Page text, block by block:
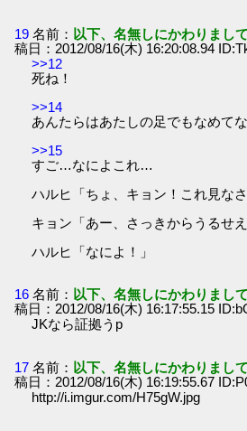
19 名前： 以下、名無しにかわりまし
稿日：2012/08/16(木) 16:20:08.94
>>12
死ね！
>>14
あんたらはあたしの足でもなめてな
>>15
すご…なによこれ…
ハルヒ「ちょ、キョン！これ見な
キョン「あー、さっきからうるせえ
ハルヒ「なによ！」
16 名前： 以下、名無しにかわりまし
稿日：2012/08/16(木) 16:17:55.15
JKなら証拠うp
17 名前： 以下、名無しにかわりまし
稿日：2012/08/16(木) 16:19:55.67
http://i.imgur.com/H75gW.jpg